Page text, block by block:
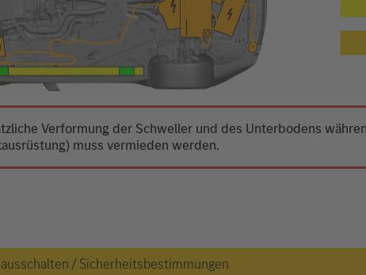
Verformung der Schweller und des Unterbodens
muss vermieden werden.
/ Sicherheitsbestimmungen